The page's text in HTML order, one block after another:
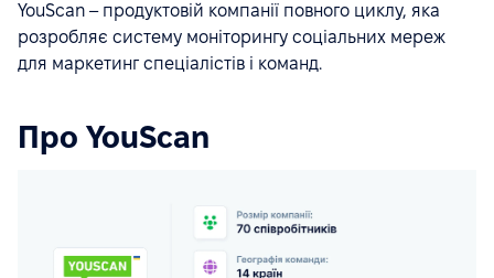
YouScan – продуктовій компанії повного циклу, яка
розробляє систему моніторингу соціальних мереж
для маркетинг спеціалістів і команд.
Про YouScan